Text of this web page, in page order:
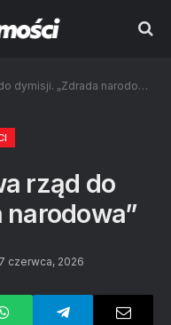
„Zdrada narodowa”
rząd do
7 czerwca, 2026